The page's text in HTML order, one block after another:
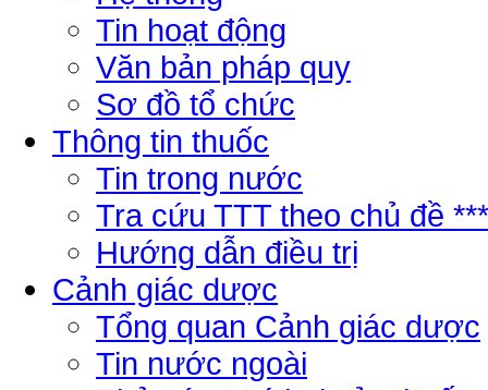
Tin hoạt động
Văn bản pháp quy
Sơ đồ tổ chức
Thông tin thuốc
Tin trong nước
Tra cứu TTT theo chủ đề ***
Hướng dẫn điều trị
Cảnh giác dược
Tổng quan Cảnh giác dược
Tin nước ngoài